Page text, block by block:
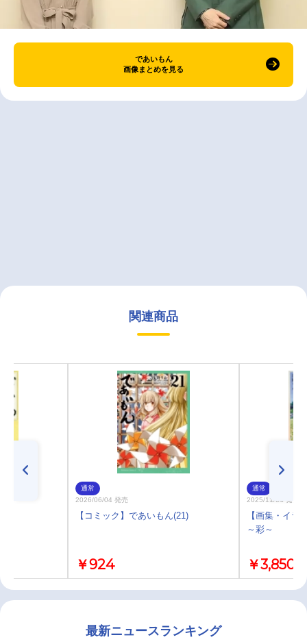
であいもん
画像まとめを見る
関連商品
通常
2026/06/04 発売
【コミック】であいもん(21)
￥924
通常
2025/11/04 発売
【画集・イラ
～彩～
￥3,850
最新ニュースランキング